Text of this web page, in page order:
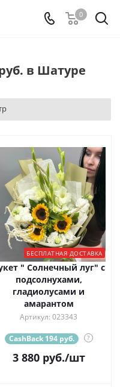
0
в Шатуре
БЕСПЛАТНАЯ ДОСТАВКА
" Солнечный луг" с
подсолнухами,
гладиолусами и
амарантом
Артикул: 023343
CashBack 194 руб. ?
3 880руб./шт